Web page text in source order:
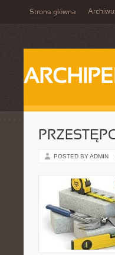
Strona główna
POSTED BY ADMIN